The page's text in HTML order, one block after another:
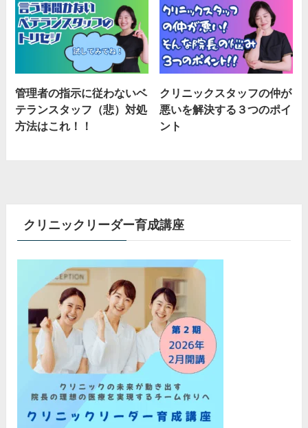
管理者の指示に従わないベ
テランスタッフ（悲）対処
方法はこれ！！
クリニックスタッフの仲が
悪いを解決する３つのポイ
ント
クリニックリーダー育成講座